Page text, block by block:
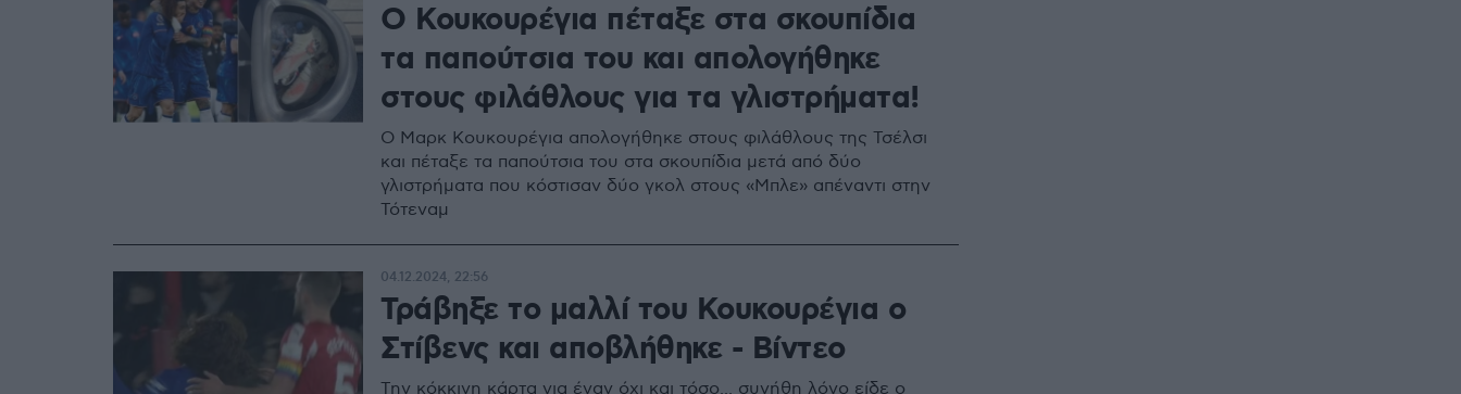
Ο Κουκουρέγια πέταξε στα σκουπίδια
τα παπούτσια του και απολογήθηκε
στους φιλάθλους για τα γλιστρήματα!
Ο Μαρκ Κουκουρέγια απολογήθηκε στους φιλάθλους της Τσέλσι
και πέταξε τα παπούτσια του στα σκουπίδια μετά από δύο
γλιστρήματα που κόστισαν δύο γκολ στους «Μπλε» απέναντι στην
Τότεναμ
Τράβηξε το μαλλί του Κουκουρέγια ο
Στίβενς και αποβλήθηκε - Βίντεο
Την κόκκινη κάρτα για έναν όχι και τόσο... συνήθη λόγο είδε ο
04.12.2024, 22:56